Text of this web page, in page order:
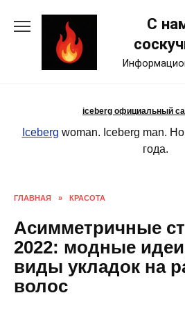
С
iceberg официальный
Iceberg woman. Iceberg man.
года.
ГЛАВНАЯ » КРАСОТА
Асимметричные
2022: модные
виды укладок на
волос